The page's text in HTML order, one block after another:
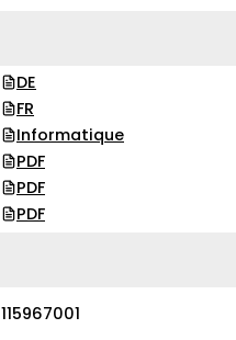
DE
FR
Informatique
PDF
PDF
PDF
115967001